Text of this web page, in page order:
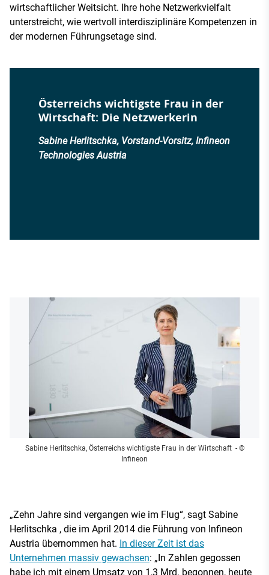
wirtschaftlicher Weitsicht. Ihre hohe Netzwerkvielfalt
unterstreicht, wie wertvoll interdisziplinäre Kompetenzen in
der modernen Führungsetage sind.
Österreichs wichtigste Frau in der
Wirtschaft: Die Netzwerkerin
Sabine Herlitschka, Vorstand-Vorsitz, Infineon
Technologies Austria
Sabine Herlitschka, Österreichs wichtigste Frau in der Wirtschaft - ©
Infineon
„Zehn Jahre sind vergangen wie im Flug“, sagt Sabine
Herlitschka , die im April 2014 die Führung von Infineon
Austria übernommen hat. In dieser Zeit ist das
Unternehmen massiv gewachsen: „In Zahlen gegossen
habe ich mit einem Umsatz von 1,3 Mrd. begonnen, heute